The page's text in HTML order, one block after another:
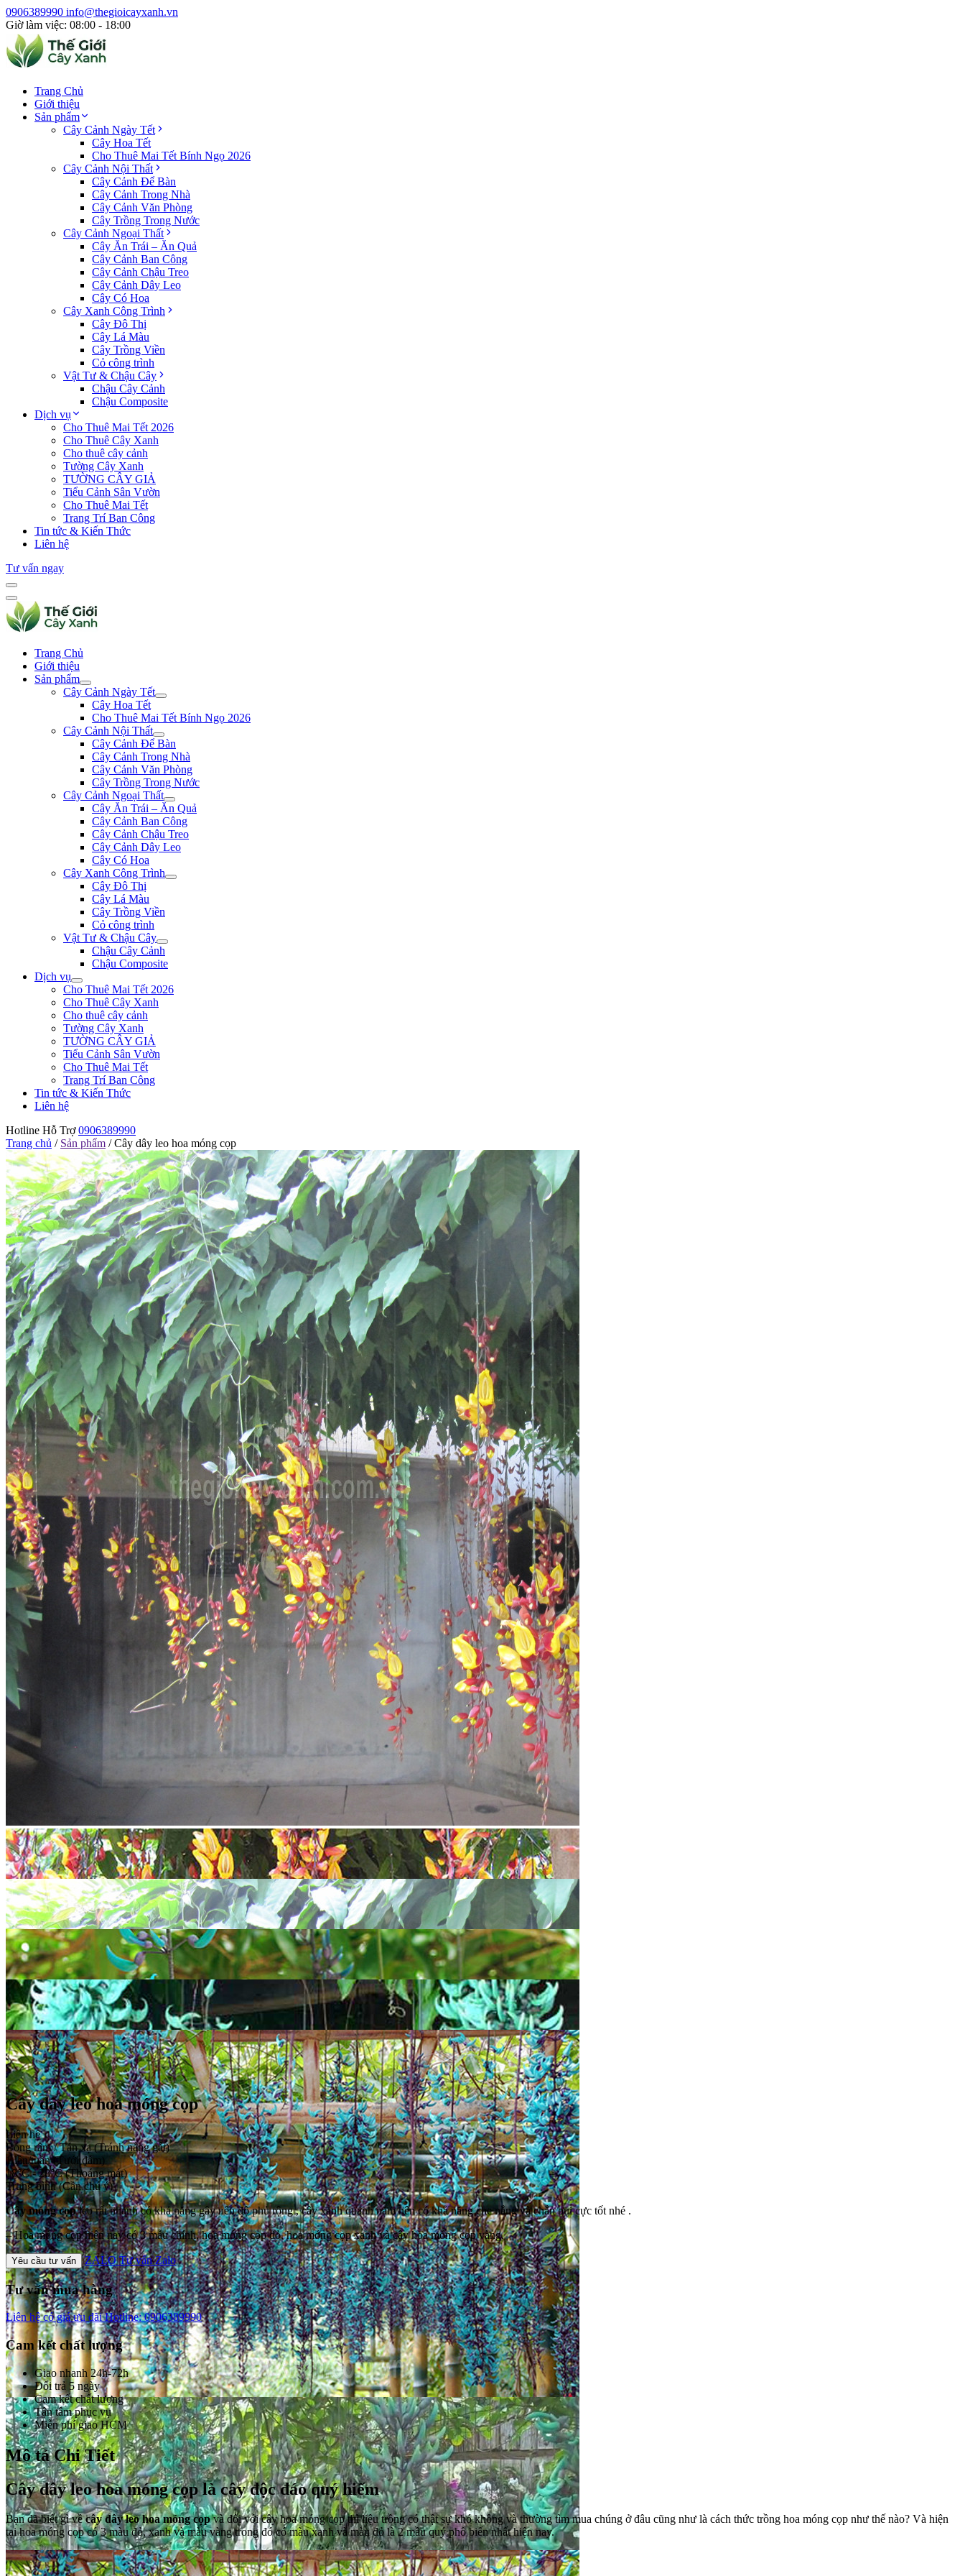
0906389990 info@thegioicayxanh.vn
Giờ làm việc: 08:00 - 18:00
Trang Chủ
Giới thiệu
Sản phẩm
Cây Cảnh Ngày Tết
Cây Hoa Tết
Cho Thuê Mai Tết Bính Ngọ 2026
Cây Cảnh Nội Thất
Cây Cảnh Để Bàn
Cây Cảnh Trong Nhà
Cây Cảnh Văn Phòng
Cây Trồng Trong Nước
Cây Cảnh Ngoại Thất
Cây Ăn Trái – Ăn Quả
Cây Cảnh Ban Công
Cây Cảnh Chậu Treo
Cây Cảnh Dây Leo
Cây Có Hoa
Cây Xanh Công Trình
Cây Đô Thị
Cây Lá Màu
Cây Trồng Viền
Cỏ công trình
Vật Tư & Chậu Cây
Chậu Cây Cảnh
Chậu Composite
Dịch vụ
Cho Thuê Mai Tết 2026
Cho Thuê Cây Xanh
Cho thuê cây cảnh
Tường Cây Xanh
TƯỜNG CÂY GIẢ
Tiểu Cảnh Sân Vườn
Cho Thuê Mai Tết
Trang Trí Ban Công
Tin tức & Kiến Thức
Liên hệ
Tư vấn ngay
Trang Chủ
Giới thiệu
Sản phẩm
Cây Cảnh Ngày Tết
Cây Hoa Tết
Cho Thuê Mai Tết Bính Ngọ 2026
Cây Cảnh Nội Thất
Cây Cảnh Để Bàn
Cây Cảnh Trong Nhà
Cây Cảnh Văn Phòng
Cây Trồng Trong Nước
Cây Cảnh Ngoại Thất
Cây Ăn Trái – Ăn Quả
Cây Cảnh Ban Công
Cây Cảnh Chậu Treo
Cây Cảnh Dây Leo
Cây Có Hoa
Cây Xanh Công Trình
Cây Đô Thị
Cây Lá Màu
Cây Trồng Viền
Cỏ công trình
Vật Tư & Chậu Cây
Chậu Cây Cảnh
Chậu Composite
Dịch vụ
Cho Thuê Mai Tết 2026
Cho Thuê Cây Xanh
Cho thuê cây cảnh
Tường Cây Xanh
TƯỜNG CÂY GIẢ
Tiểu Cảnh Sân Vườn
Cho Thuê Mai Tết
Trang Trí Ban Công
Tin tức & Kiến Thức
Liên hệ
Hotline Hỗ Trợ 0906389990
Trang chủ / Sản phẩm / Cây dây leo hoa móng cọp
Cây dây leo hoa móng cọp
Liên hệ
Bóng râm / Tán xạ (Tránh nắng gắt)
1 lần/tuần (Tưới đẫm)
18°C - 28°C (Thoáng mát)
Trung bình (Cần chú ý)
Cây móng cọpleo rất nhanh có khả năng gây nên độ phủ rộng , cây xanh quanh năm nên có khả năng che nắng và chắn bụi cực tốt nhé .
– Hoa móng cọp hiện nay có 3 mẫu chính, hoa móng cọp đỏ, hoa móng cọp xanh và cây hoa móng cọp vàng.
Yêu cầu tư vấn ZALO Tư vấn Zalo
Tư vấn mua hàng
Liên hệ có giá ưu đãiHotline: 0906389990
Cam kết chất lượng
Giao nhanh 24h-72h
Đổi trả 5 ngày
Cam kết chất lượng
Tận tâm phục vụ
Miễn phí giao HCM
Mô tả Chi Tiết
Cây dây leo hoa móng cọp là cây độc đáo quý hiếm
Bạn đã biết gì vềcây dây leo hoa móng cọpvà đối với cây hoa móng cọp thì liệu trồng có thật sự khó không và thường tìm mua chúng ở đâu cũng như là cách thức trồng hoa móng cọp như thế nào? Và hiện
tại hoa móng cọp có 3 màu đỏ, xanh và màu vàng trong đó có màu xanh và màu đỏ là 2 mầu quý phổ biến nhất hiện nay.